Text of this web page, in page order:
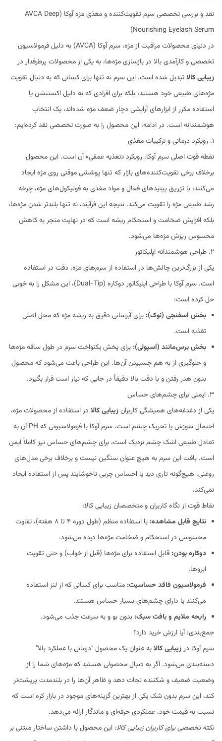
نقد و بررسی تخصصی سرم تقویت‌کننده و مغذی مژه آوکا (AVCA Deep
Nourishing Eyelash Serum)
در دنیای محصولات مراقبت از مژه، سرم آوکا (AVCA) به دلیل فرمولاسیون
تخصصی و کارآمدی بالا در بازسازی مژه‌ها، به یکی از محصولات پرطرفدار در
زیبایی کالاتبدیل شده است. این سرم نه تنها برای کسانی که به دنبال تقویت
مژه‌های طبیعی خود هستند، بلکه برای افرادی که به دلیل اکستنشن یا
استفاده مکرر از ابزارهای آرایشی دچار ضعف مژه شده‌اند، یک انتخاب
هوشمندانه است. در ادامه، این محصول را به صورت تخصصی نقد کرده‌ایم:
۱. رویکرد درمانی و ترکیبات مغذی
نقطه قوت اصلی سرم آوکا، رویکرد «تغذیه عمقی» آن است. این محصول
برخلاف برخی تقویت‌کننده‌های بازار که تنها پوششی موقتی روی مژه ایجاد
می‌کنند، با تزریق پپتیدهای فعال و مواد مغذی به فولیکول‌های مژه، چرخه
رشد طبیعی مژه را تقویت می‌کند. نتیجه این فرآیند، نه تنها بلندتر شدن مژه‌ها،
بلکه افزایش ضخامت و استحکام ریشه است که در نهایت منجر به کاهش
محسوس ریزش مژه‌ها می‌شود.
۲. طراحی هوشمندانه اپلیکاتور
یکی از بزرگ‌ترین چالش‌ها در استفاده از سرم‌های مژه، دقت در استفاده
است. سرم آوکا با طراحی اپلیکاتور دوکاره (Dual-Tip)، این مشکل را به خوبی
حل کرده است:
بخش اسفنجی (نوک): برای آبرسانی دقیق به ریشه مژه که محل اصلی
تغذیه است.
بخش برس‌مانند (اسپولی): برای پخش یکنواخت سرم در طول ساقه مژه‌ها
و جلوگیری از به هم چسبیدن آن‌ها. این طراحی باعث می‌شود که محصول
بدون هدر رفتن و با دقت بالا دقیقاً در جایی که نیاز است قرار بگیرد.
۳. ایمنی برای چشم‌های حساس
یکی از دغدغه‌های همیشگی کاربرانزیبایی کالا در استفاده از محصولات مژه،
احتمال سوزش یا تحریک چشم است. سرم آوکا با فرمولاسیونی که PH آن به
تعادل طبیعی اشک چشم نزدیک است، برای چشم‌های حساس نیز کاملاً ایمن
است. بافت این سرم به هیچ عنوان سنگین نیست و برخلاف برخی مدل‌های
روغنی، هیچ‌گونه تاری دید یا احساس چربی ناخوشایند پس از استفاده ایجاد
نمی‌کند.
نقاط قوت از نگاه کاربران و متخصصان زیبایی کالا:
نتایج قابل مشاهده:
با استفاده منظم (طول دوره ۴ تا ۸ هفته)، تفاوت
محسوسی در استحکام و ضخامت مژه‌ها دیده می‌شود.
دوکاره بودن: قابل استفاده برای مژه‌ها (قبل از خواب) و حتی تقویت
ابروها.
فرمولاسیون فاقد حساسیت: مناسب برای کسانی که از لنز استفاده
می‌کنند یا دارای چشم‌های بسیار حساس هستند.
رایحه ملایم و بافت سبک: بدون بو و به سرعت جذب می‌شود.
جمع‌بندی: آیا ارزش خرید دارد؟
سرم آوکا درزیبایی کالابه عنوان یک محصول "درمانی با عملکرد بالا"
دسته‌بندی می‌شود. اگر به دنبال محصولی هستید که مژه‌های شما را از
وضعیت ضعیف و شکننده نجات دهد و ظاهر آن‌ها را در بلندمدت پرپشت‌تر
کند، این سرم بدون شک یکی از بهترین گزینه‌های موجود در بازار کره است که
نسبت به قیمت خود، عملکردی حرفه‌ای و ماندگار ارائه می‌دهد.
نکته تخصصی برای کاربران زیبایی کالا: این محصول با داشتن ساختار مبتنی بر